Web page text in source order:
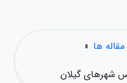
ها »
شهرهای گیلان